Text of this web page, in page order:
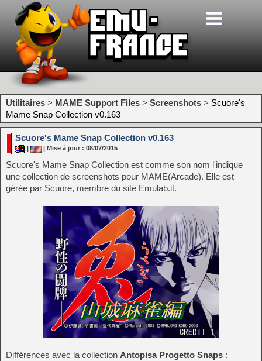
Utilitaires > MAME Support Files > Screenshots > Scuore's
Mame Snap Collection v0.163
Scuore's Mame Snap Collection v0.163
| Mise à jour : 08/07/2015
Scuore's Mame Snap Collection est comme son nom l'indique
une collection de screenshots pour MAME(Arcade). Elle est
gérée par Scuore, membre du site Emulab.it.
Différences avec la collection Antopisa Progetto Snaps :